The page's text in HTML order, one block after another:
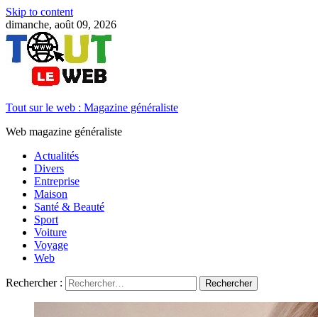
Skip to content
dimanche, août 09, 2026
Tout sur le web : Magazine généraliste
Web magazine généraliste
Actualités
Divers
Entreprise
Maison
Santé & Beauté
Sport
Voiture
Voyage
Web
Rechercher :